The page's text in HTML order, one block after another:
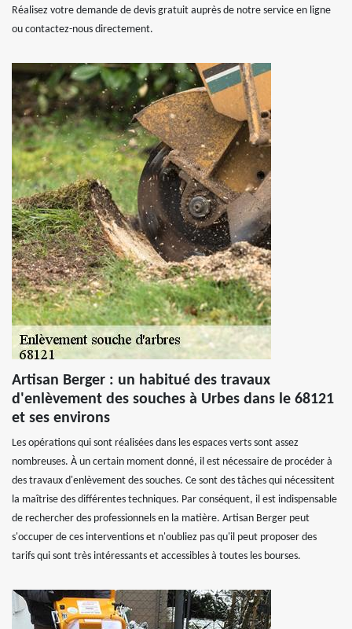
Réalisez votre demande de devis gratuit auprès de notre service en ligne
ou contactez-nous directement.
Artisan Berger : un habitué des travaux
d'enlèvement des souches à Urbes dans le 68121
et ses environs
Les opérations qui sont réalisées dans les espaces verts sont assez
nombreuses. À un certain moment donné, il est nécessaire de procéder à
des travaux d'enlèvement des souches. Ce sont des tâches qui nécessitent
la maîtrise des différentes techniques. Par conséquent, il est indispensable
de rechercher des professionnels en la matière. Artisan Berger peut
s'occuper de ces interventions et n'oubliez pas qu'il peut proposer des
tarifs qui sont très intéressants et accessibles à toutes les bourses.